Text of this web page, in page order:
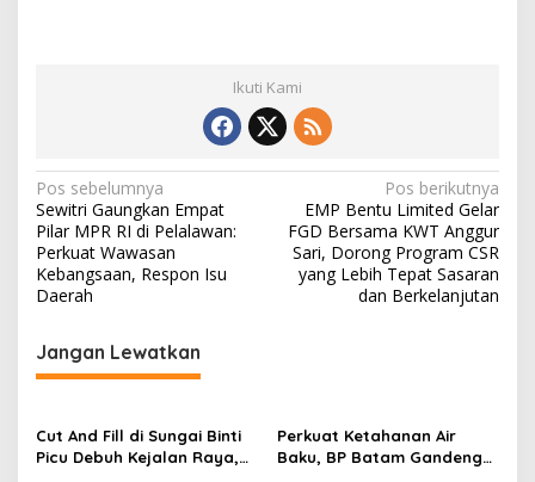
Ikuti Kami
N
a
v
i
a
i
p
Pos sebelumnya
Sewitri Gaungkan Empat
Pilar MPR RI di Pelalawan:
Perkuat Wawasan
Kebangsaan, Respon Isu
Daerah
Pos berikutnya
EMP Bentu Limited Gelar
FGD Bersama KWT Anggur
Sari, Dorong Program CSR
yang Lebih Tepat Sasaran
dan Berkelanjutan
Jangan Lewatkan
Cut And Fill di Sungai Binti
Picu Debuh Kejalan Raya,
Perkuat Ketahanan Air
Baku, BP Batam Gandeng